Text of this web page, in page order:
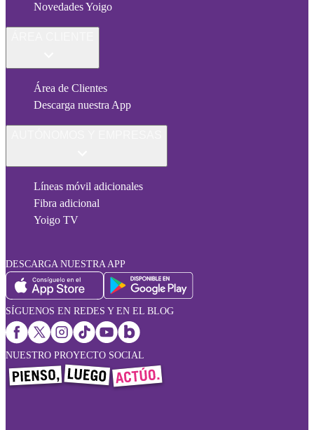
Novedades Yoigo
Área de Clientes
Descarga nuestra App
Líneas móvil adicionales
Fibra adicional
Yoigo TV
DESCARGA NUESTRA APP
SÍGUENOS EN REDES Y EN EL BLOG
NUESTRO PROYECTO SOCIAL